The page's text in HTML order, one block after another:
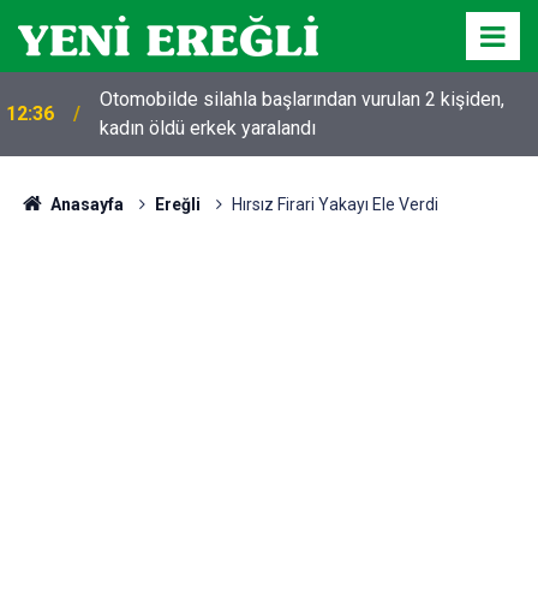
12:36
Otomobilde silahla başlarından vurulan 2 kişiden,
kadın öldü erkek yaralandı
Anasayfa Ereğli Hırsız Firari Yakayı Ele Verdi